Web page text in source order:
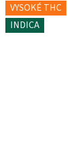
VYSOKÉ THC
INDICA